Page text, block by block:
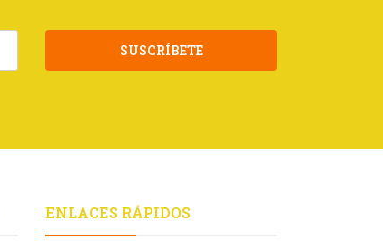
SUSCRÍBETE
ENLACES RÁPIDOS